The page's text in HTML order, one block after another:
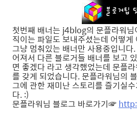
첫번째 배너는 j4blog의 문플라워님
직이는 파일도 보내주셨는데 어떻
그냥 멈춰있는 배너만 사용중입니다
어져서 다른 블로거들 배너를 보고
면 좋겠다 라고 생각했었는데 문플
를 갖게 되었습니다. 문플라워님의
그에 관한 재미난 스토리를 즐기실
다. :)
문플라워님 블로그 바로가기☞